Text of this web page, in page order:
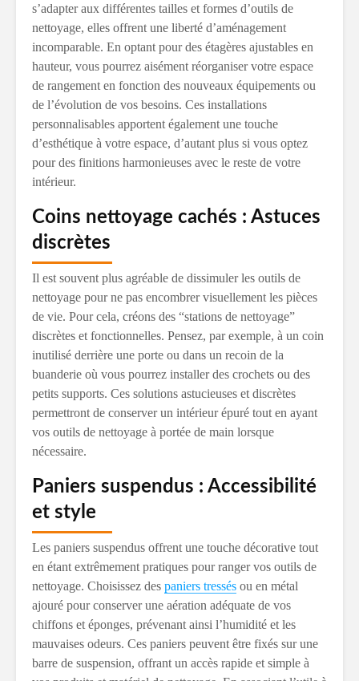
s’adapter aux différentes tailles et formes d’outils de
nettoyage, elles offrent une liberté d’aménagement
incomparable. En optant pour des étagères ajustables en
hauteur, vous pourrez aisément réorganiser votre espace
de rangement en fonction des nouveaux équipements ou
de l’évolution de vos besoins. Ces installations
personnalisables apportent également une touche
d’esthétique à votre espace, d’autant plus si vous optez
pour des finitions harmonieuses avec le reste de votre
intérieur.
Coins nettoyage cachés : Astuces
discrètes
Il est souvent plus agréable de dissimuler les outils de
nettoyage pour ne pas encombrer visuellement les pièces
de vie. Pour cela, créons des “stations de nettoyage”
discrètes et fonctionnelles. Pensez, par exemple, à un coin
inutilisé derrière une porte ou dans un recoin de la
buanderie où vous pourrez installer des crochets ou des
petits supports. Ces solutions astucieuses et discrètes
permettront de conserver un intérieur épuré tout en ayant
vos outils de nettoyage à portée de main lorsque
nécessaire.
Paniers suspendus : Accessibilité
et style
Les paniers suspendus offrent une touche décorative tout
en étant extrêmement pratiques pour ranger vos outils de
nettoyage. Choisissez des paniers tressés ou en métal
ajouré pour conserver une aération adéquate de vos
chiffons et éponges, prévenant ainsi l’humidité et les
mauvaises odeurs. Ces paniers peuvent être fixés sur une
barre de suspension, offrant un accès rapide et simple à